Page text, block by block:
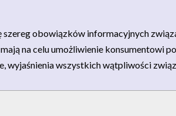
szereg obowiązków informacyjnych
na celu umożliwienie konsumentowi
wyjaśnienia wszystkich wątpliwości